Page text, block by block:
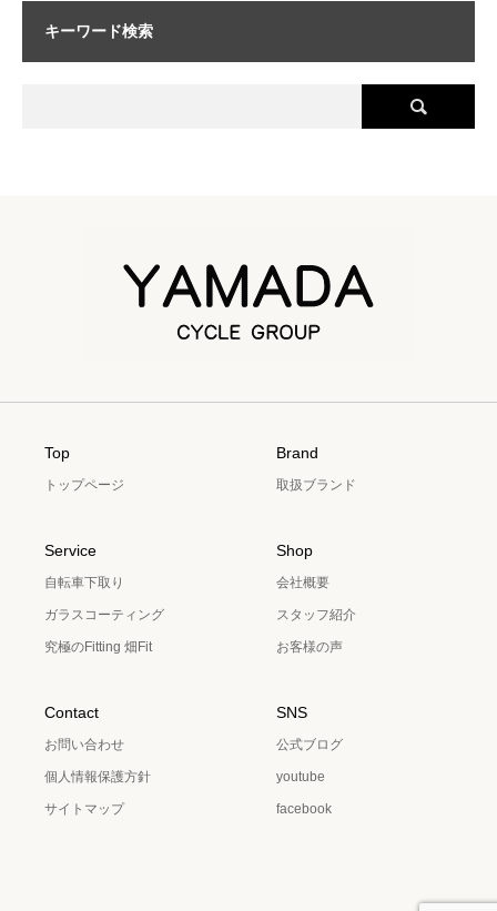
キーワード検索
Top
トップページ
Brand
取扱ブランド
Service
自転車下取り
ガラスコーティング
究極のFitting 畑Fit
Shop
会社概要
スタッフ紹介
お客様の声
Contact
お問い合わせ
個人情報保護方針
サイトマップ
SNS
公式ブログ
youtube
facebook